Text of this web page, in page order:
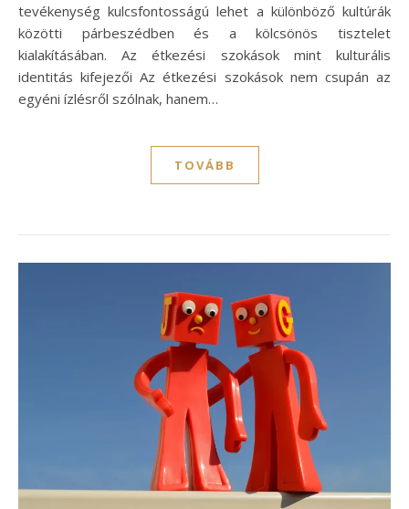
tevékenység kulcsfontosságú lehet a különböző kultúrák
közötti párbeszédben és a kölcsönös tisztelet
kialakításában. Az étkezési szokások mint kulturális
identitás kifejezői Az étkezési szokások nem csupán az
egyéni ízlésről szólnak, hanem…
TOVÁBB